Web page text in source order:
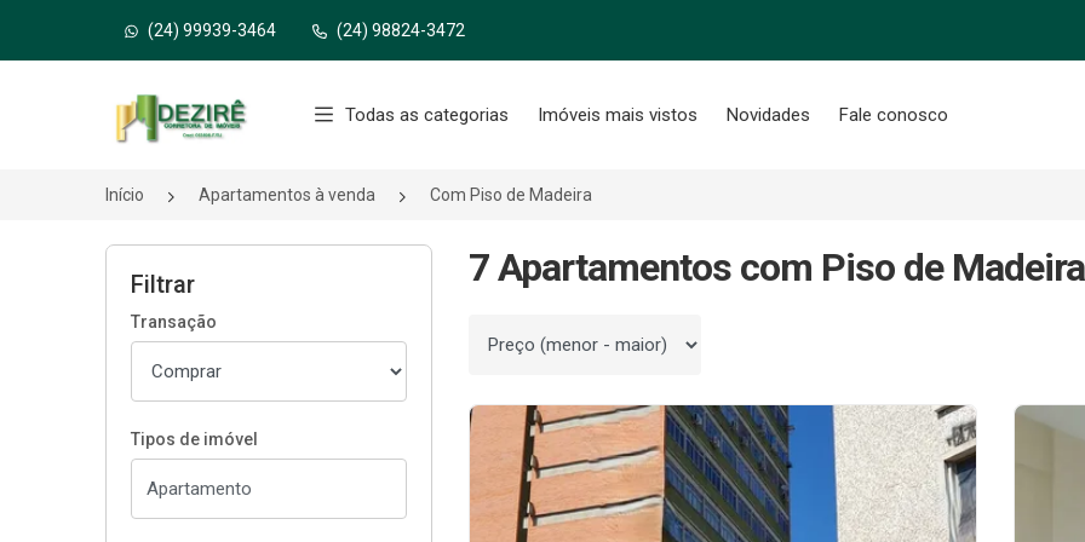
(24) 99939-3464 (24) 98824-3472
Página inicial
Todas as categorias Imóveis mais vistos Novidades Fale conosco
Início Apartamentos à venda Com Piso de Madeira
Filtrar
Transação
Tipos de imóvel
7 Apartamentos com Piso de
Ordenar por